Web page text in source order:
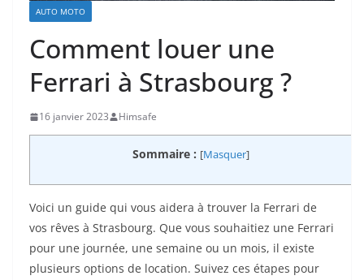
AUTO MOTO
Comment louer une
Ferrari à Strasbourg ?
16 janvier 2023 Himsafe
Sommaire : [Masquer]
Voici un guide qui vous aidera à trouver la Ferrari de
vos rêves à Strasbourg. Que vous souhaitiez une Ferrari
pour une journée, une semaine ou un mois, il existe
plusieurs options de location. Suivez ces étapes pour